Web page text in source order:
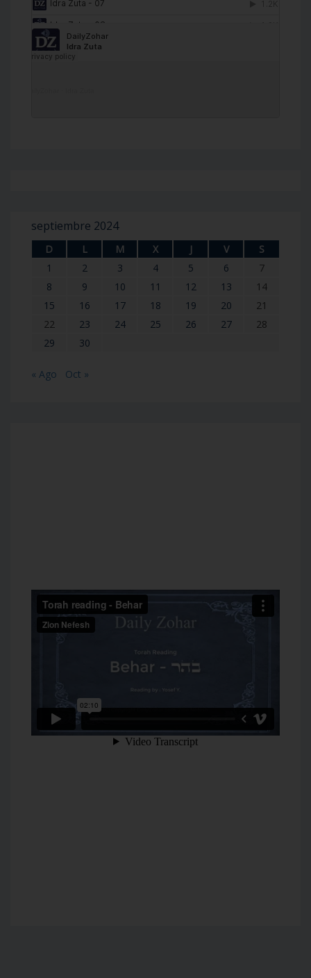
septiembre 2024
D L M X J V
S
1
2 3 4 5 6
7
8
9 10 11 12 13
14
15
16 17 18 19 20
21
22
23 24 25 26 27
28
29
30
« Ago Oct »